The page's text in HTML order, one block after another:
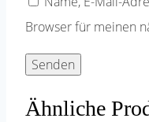
Browser für meinen
Ähnliche